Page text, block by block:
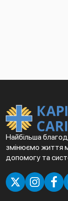
Найбільша
змінюємо життя
допомогу та